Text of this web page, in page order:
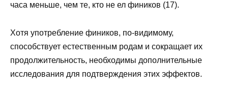
часа меньше, чем те, кто не ел фиников (17).
Хотя употребление фиников, по-видимому,
способствует естественным родам и сокращает их
продолжительность, необходимы дополнительные
исследования для подтверждения этих эффектов.